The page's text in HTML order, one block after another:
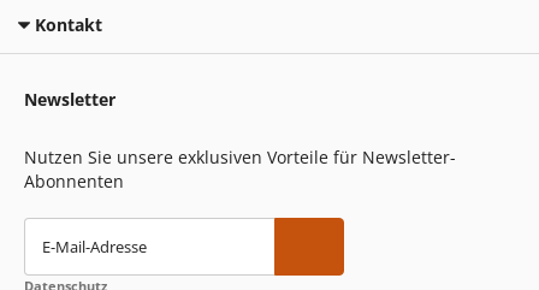
Kontakt
Newsletter
Nutzen Sie unsere exklusiven Vorteile für Newsletter-
Abonnenten
E-Mail-Adresse
Datenschutz